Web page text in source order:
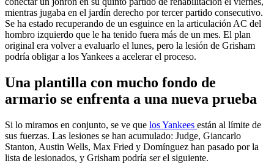
mientras jugaba en el jardín derecho por tercer partido consecutivo.
Se ha estado recuperando de un esguince en la articulación AC del
hombro izquierdo que le ha tenido fuera más de un mes. El plan
original era volver a evaluarlo el lunes, pero la lesión de Grisham
podría obligar a los Yankees a acelerar el proceso.
Una plantilla con mucho fondo de
armario se enfrenta a una nueva prueba
Si lo miramos en conjunto, se ve que los Yankees están al límite de
sus fuerzas. Las lesiones se han acumulado: Judge, Giancarlo
Stanton, Austin Wells, Max Fried y Domínguez han pasado por la
lista de lesionados, y Grisham podría ser el siguiente.